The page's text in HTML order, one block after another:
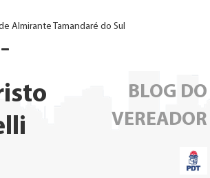
Almirante Tamandaré do Sul
BLOG DO
VEREADOR